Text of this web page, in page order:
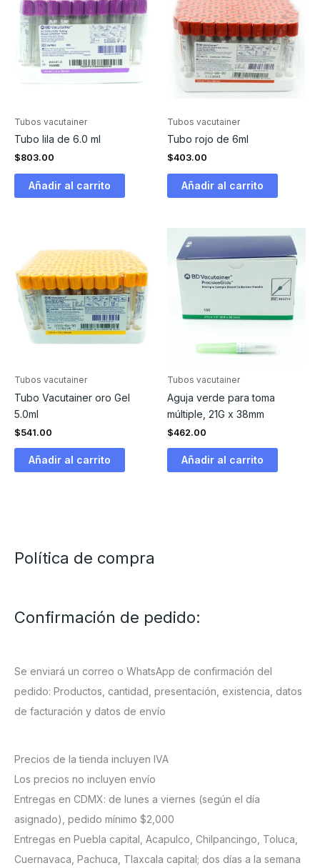
Tubos vacutainer
Tubo lila de 6.0 ml
$803.00
Añadir al carrito
Tubos vacutainer
Tubo rojo de 6ml
$403.00
Añadir al carrito
Tubos vacutainer
Tubo Vacutainer oro Gel
5.0ml
$541.00
Añadir al carrito
Tubos vacutainer
Aguja verde para toma
múltiple, 21G x 38mm
$462.00
Añadir al carrito
Política de compra
Confirmación de pedido:
Se enviará un correo o WhatsApp de confirmación del
pedido: Productos, cantidad, presentación, existencia, datos
de facturación y datos de envío
Precios de la tienda incluyen IVA
Los precios no incluyen envío
Entregas en CDMX: de lunes a viernes (según el día
asignado), pedido mínimo $2,000
Entregas en Puebla capital, Acapulco, Chilpancingo, Toluca,
Cuernavaca, Pachuca, Tlaxcala capital; dos días a la semana